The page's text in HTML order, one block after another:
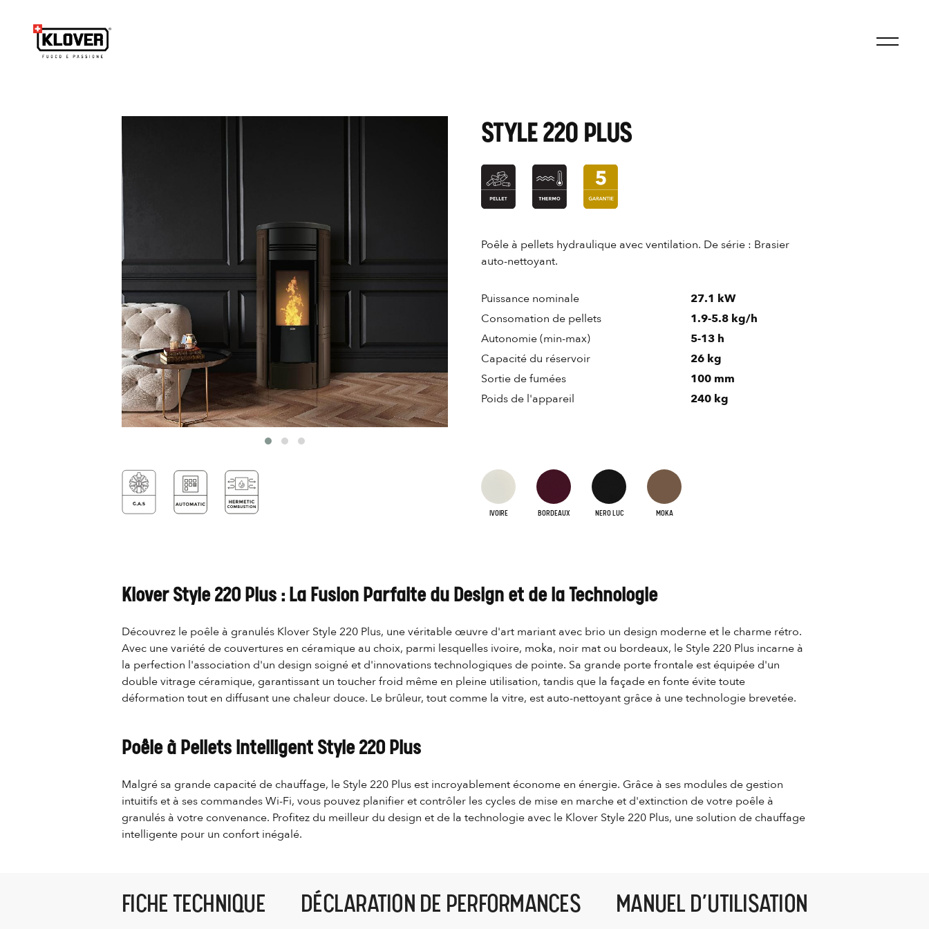
STYLE 220 PLUS
Poêle à pellets hydraulique avec ventilation. De série : Brasier
auto-nettoyant.
Puissance nominale
27.1 kW
Consomation de pellets
1.9-5.8 kg/h
Autonomie (min-max)
5-13 h
Capacité du réservoir
26 kg
Sortie de fumées
100 mm
Poids de l'appareil
240 kg
IVOIRE BORDEAUX NERO LUC MOKA
Klover Style 220 Plus : La Fusion Parfaite du Design et de la Technologie
Découvrez le poêle à granulés Klover Style 220 Plus, une véritable œuvre d'art mariant avec brio un design moderne et le charme rétro.
Avec une variété de couvertures en céramique au choix, parmi lesquelles ivoire, moka, noir mat ou bordeaux, le Style 220 Plus incarne à
la perfection l'association d'un design soigné et d'innovations technologiques de pointe. Sa grande porte frontale est équipée d'un
double vitrage céramique, garantissant un toucher froid même en pleine utilisation, tandis que la façade en fonte évite toute
déformation tout en diffusant une chaleur douce. Le brûleur, tout comme la vitre, est auto-nettoyant grâce à une technologie brevetée.
Poêle à Pellets Intelligent Style 220 Plus
Malgré sa grande capacité de chauffage, le Style 220 Plus est incroyablement économe en énergie. Grâce à ses modules de gestion
intuitifs et à ses commandes Wi-Fi, vous pouvez planifier et contrôler les cycles de mise en marche et d'extinction de votre poêle à
granulés à votre convenance. Profitez du meilleur du design et de la technologie avec le Klover Style 220 Plus, une solution de chauffage
intelligente pour un confort inégalé.
FICHE TECHNIQUE DÉCLARATION DE PERFORMANCES MANUEL D’UTILISATION